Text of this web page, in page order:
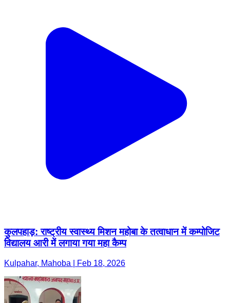
कुलपहाड़: राष्ट्रीय स्वास्थ्य मिशन महोबा के तत्वाधान में कम्पोजिट
विद्यालय आरी में लगाया गया महा कैम्प
Kulpahar, Mahoba | Feb 18, 2026